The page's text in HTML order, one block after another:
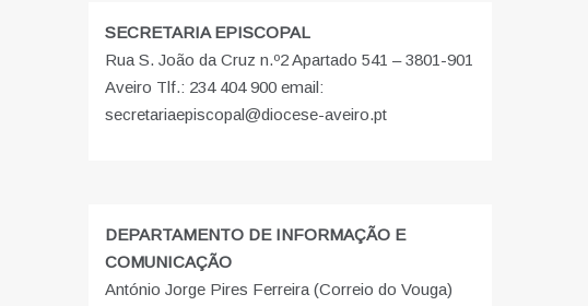
SECRETARIA EPISCOPAL
Rua S. João da Cruz n.º2 Apartado 541 – 3801-901
Aveiro Tlf.: 234 404 900 email:
secretariaepiscopal@diocese-aveiro.pt
DEPARTAMENTO DE INFORMAÇÃO E
COMUNICAÇÃO
António Jorge Pires Ferreira (Correio do Vouga)